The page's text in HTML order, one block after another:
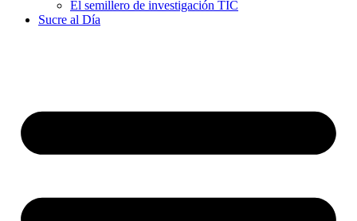
El semillero de investigación TIC
Sucre al Día